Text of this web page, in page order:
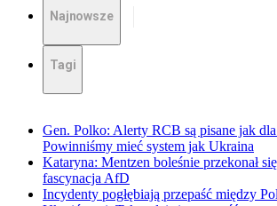
Najnowsze
Tagi
Gen. Polko: Alerty RCB są pisane jak
Powinniśmy mieć system jak Ukraina
Kataryna: Mentzen boleśnie przekonał
fascynacja AfD
Incydenty pogłębiają przepaść między